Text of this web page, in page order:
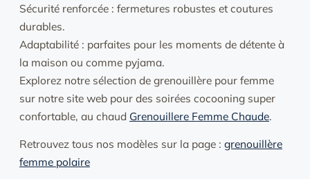
Sécurité renforcée : fermetures robustes et coutures
durables.
Adaptabilité : parfaites pour les moments de détente à
la maison ou comme pyjama.
Explorez notre sélection de grenouillère pour femme
sur notre site web pour des soirées cocooning super
confortable, au chaud Grenouillere Femme Chaude.
Retrouvez tous nos modèles sur la page : grenouillère
femme polaire